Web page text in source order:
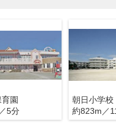
園
5分
朝日小学校
約823m／